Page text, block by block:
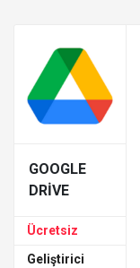
GOOGLE
DRIVE
Ücretsiz
Geliştirici